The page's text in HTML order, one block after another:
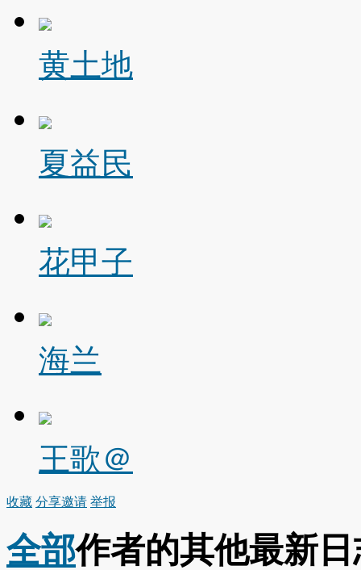
黄土地
夏益民
花甲子
海兰
王歌＠
收藏 分享邀请 举报
全部作者的其他最新日